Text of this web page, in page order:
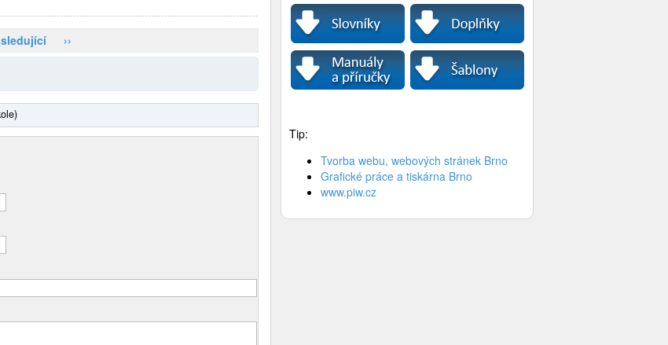
››
Tip:
Tvorba webu, webových stránek Brno
Grafické práce a tiskárna Brno
www.piw.cz